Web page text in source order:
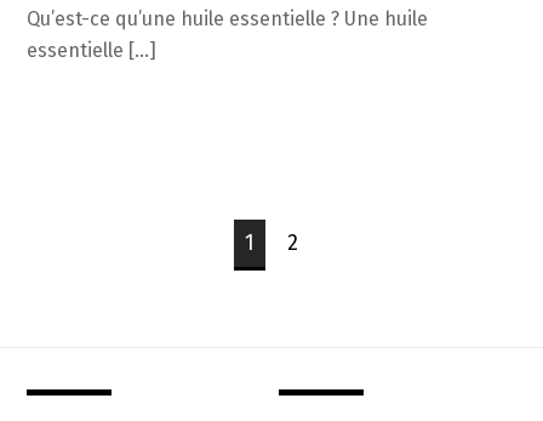
Qu’est-ce qu’une huile essentielle ? Une huile
essentielle […]
1 2